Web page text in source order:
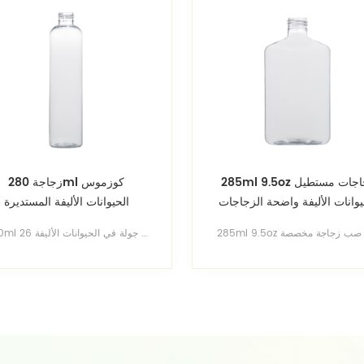
زجاجة 280ml كوزموس
الحيوانات الأليفة المستديرة
280ml زجاجات بلاستيكية واضحة كوزمو جولة في الحيوانات الأليفة 26G حار بيع في زجاجات مستديرة العنبر كوزمو ، زجاجات الكوبالت الأزرق كوزمو جولة وألوان أخرى عرض المزيد من زجاجات اسطوانة وزجاجة مستديرة بوسطن وزجاجات مستديرة كوزمو وغيرها من الأشكال الاتصال بنا للحصول على تصميم قوالب زجاجة مخصصة مجانا!
285ml 9.5oz زجاجات مستطيل
الأليفة واضحة الزجاجات